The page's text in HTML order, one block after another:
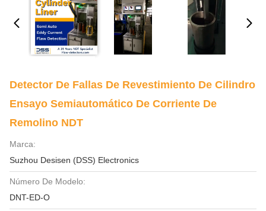
Detector De Fallas De Revestimiento De Cilindro
Ensayo Semiautomático De Corriente De
Remolino NDT
Marca:
Suzhou Desisen (DSS) Electronics
Número De Modelo:
DNT-ED-O